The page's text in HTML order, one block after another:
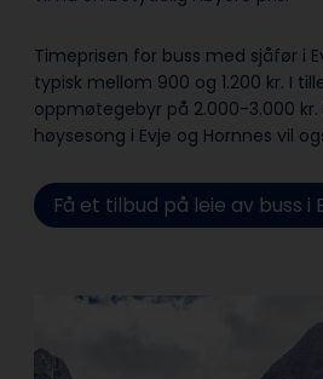
Timeprisen for buss med sjåfør i
typisk mellom 900 og 1.200 kr. I
oppmøtegebyr på 2.000-3.000 kr.
høysesong i Evje og Hornnes vil
Få et tilbud på leie av buss i